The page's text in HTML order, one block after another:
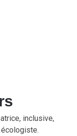
inclusive,